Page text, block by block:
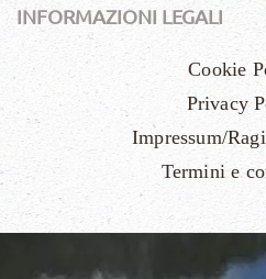
INFORMAZIONI LEGALI
Cookie
Privacy
Impressum/
Termini e